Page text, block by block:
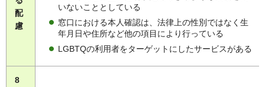
配
慮
いないこととしている
窓口における本人確認は、法律上の性別ではなく生
年月日や住所など他の項目により行っている
LGBTQの利用者をターゲットにしたサービスがある
8